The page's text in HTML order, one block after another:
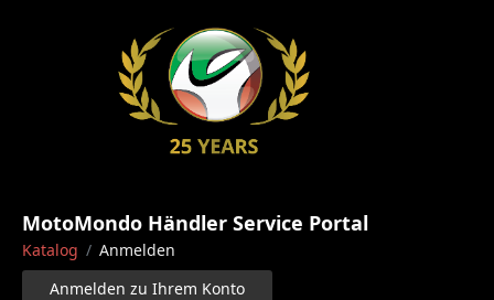
MotoMondo Händler Service Portal
Katalog
Anmelden
Anmelden zu Ihrem Konto